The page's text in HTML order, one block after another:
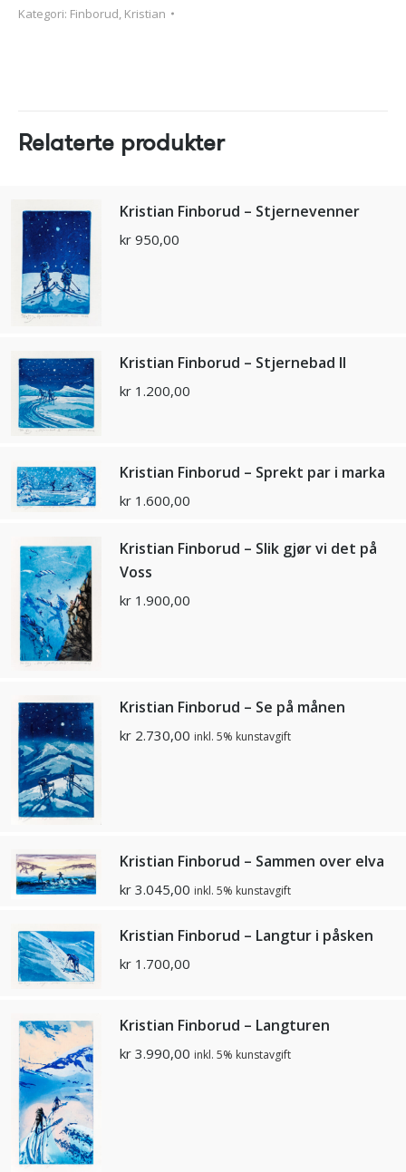
Kategori: Finborud, Kristian
Relaterte produkter
Kristian Finborud – Stjernevenner
kr 950,00
Kristian Finborud – Stjernebad ll
kr 1.200,00
Kristian Finborud – Sprekt par i marka
kr 1.600,00
Kristian Finborud – Slik gjør vi det på
Voss
kr 1.900,00
Kristian Finborud – Se på månen
kr 2.730,00 inkl. 5% kunstavgift
Kristian Finborud – Sammen over elva
kr 3.045,00 inkl. 5% kunstavgift
Kristian Finborud – Langtur i påsken
kr 1.700,00
Kristian Finborud – Langturen
kr 3.990,00 inkl. 5% kunstavgift